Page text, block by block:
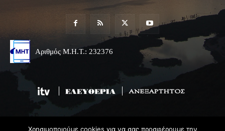
Αριθμός Μ.Η.Τ.: 232376
Χρησιμοποιούμε cookies για να σας προσφέρουμε την